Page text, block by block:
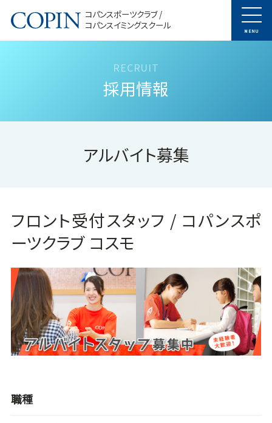
コパンスポーツクラブ /
コパンスイミングスクール
MENU
採用情報
アルバイト募集
フロント受付スタッフ / コパンスポ
ーツクラブ コスモ
職種